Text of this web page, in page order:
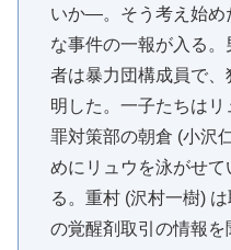
いか―。そう考え始め
な事件の一報が入る
者は暴力団構成員で、
明した。一子たちは
罪対策部の朝倉 (小沢
めにリュウを泳がせ
る。重村 (沢村一樹)
の覚醒剤取引の情報